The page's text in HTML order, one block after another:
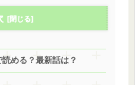
める？最新話は？